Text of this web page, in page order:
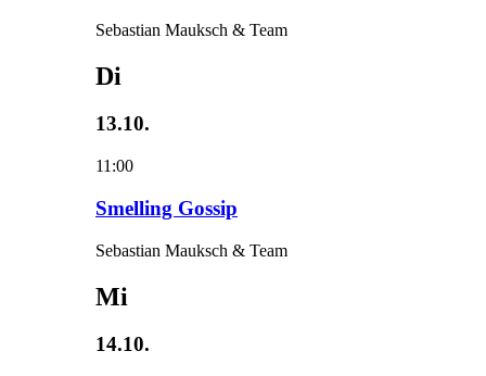
Sebastian Mauksch & Team
Di
13.10.
11:00
Smelling Gossip
Sebastian Mauksch & Team
Mi
14.10.